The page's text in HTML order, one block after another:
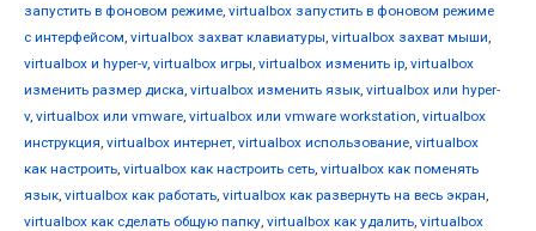
запустить в фоновом режиме, virtualbox запустить в фоновом режиме
с интерфейсом, virtualbox захват клавиатуры, virtualbox захват мыши,
virtualbox и hyper-v, virtualbox игры, virtualbox изменить ip, virtualbox
изменить размер диска, virtualbox изменить язык, virtualbox или hyper-
v, virtualbox или vmware, virtualbox или vmware workstation, virtualbox
инструкция, virtualbox интернет, virtualbox использование, virtualbox
как настроить, virtualbox как настроить сеть, virtualbox как поменять
язык, virtualbox как работать, virtualbox как развернуть на весь экран,
virtualbox как сделать общую папку, virtualbox как удалить, virtualbox